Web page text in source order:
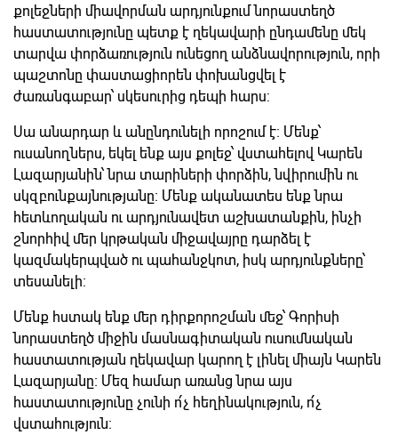
քոլեջների միավորման արդյունքում նորաստեղծ
հաստատությունը պետք է ղեկավարի ընդամենը մեկ
տարվա փորձառություն ունեցող անձնավորություն, որի
պաշտոնը փաստացիորեն փոխանցվել է
ժառանգաբար՝ սկեսուրից դեպի հարս:
Սա անարդար և անընդունելի որոշում է։ Մենք՝
ուսանողներս, եկել ենք այս քոլեջ՝ վստահելով Կարեն
Լազարյանին՝ նրա տարիների փորձին, նվիրումին ու
սկզբունքայնությանը։ Մենք ականատես ենք նրա
հետևողական ու արդյունավետ աշխատանքին, ինչի
շնորհիվ մեր կրթական միջավայրը դարձել է
կազմակերպված ու պահանջկոտ, իսկ արդյունքները՝
տեսանելի։
Մենք հստակ ենք մեր դիրքորոշման մեջ՝ Գորիսի
նորաստեղծ միջին մասնագիտական ուսումնական
հաստատության ղեկավար կարող է լինել միայն Կարեն
Լազարյանը։ Մեզ համար առանց նրա այս
հաստատությունը չունի ո՛չ հեղինակություն, ո՛չ
վստահություն։